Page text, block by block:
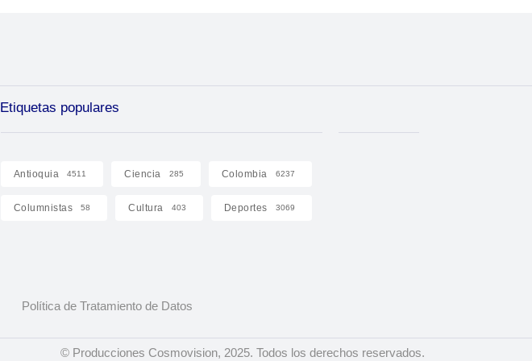
Etiquetas populares
Antioquia 4511 Ciencia 285 Colombia 6237
Columnistas 58 Cultura 403 Deportes 3069
Política de Tratamiento de Datos
© Producciones Cosmovision, 2025. Todos los derechos reservados.